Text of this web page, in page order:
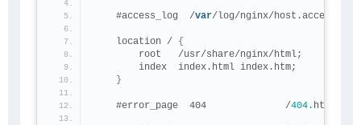
    #access_log  /
var/log/nginx/
    location /
{
        root   /usr/share/nginx/html;
        index  index.html index.htm;
}
    #error_page  404              /
404. html;